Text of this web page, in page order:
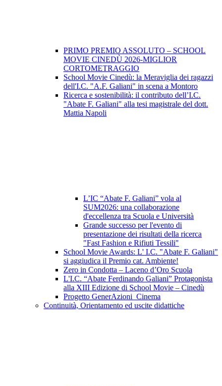
PRIMO PREMIO ASSOLUTO – SCHOOL
MOVIE CINEDÙ 2026-MIGLIOR
CORTOMETRAGGIO
School Movie Cinedù: la Meraviglia dei ragazzi
dell'I.C. "A.F. Galiani" in scena a Montoro
Ricerca e sostenibilità: il contributo dell’I.C.
"Abate F. Galiani" alla tesi magistrale del dott.
Mattia Napoli
L’IC “Abate F. Galiani” vola al
SUM2026: una collaborazione
d'eccellenza tra Scuola e Università
Grande successo per l'evento di
presentazione dei risultati della ricerca
"Fast Fashion e Rifiuti Tessili"
School Movie Awards: L' I.C. "Abate F. Galiani"
si aggiudica il Premio cat. Ambiente!
Zero in Condotta – Laceno d’Oro Scuola
L'I.C. “Abate Ferdinando Galiani” Protagonista
alla XIII Edizione di School Movie – Cinedù
Progetto GenerAzioni_Cinema
Continuità, Orientamento ed uscite didattiche